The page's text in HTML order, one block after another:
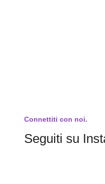
Connettiti con noi.
Seguiti su